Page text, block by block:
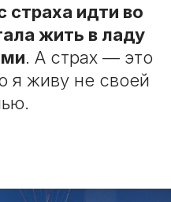
страха идти во
жить в ладу
. А страх — это
я живу не своей